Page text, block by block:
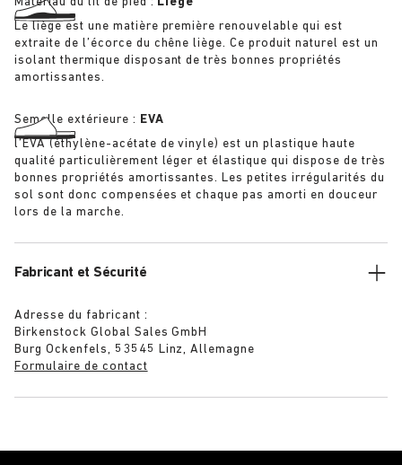
Le liège est une matière première renouvelable qui est
extraite de l’écorce du chêne liège. Ce produit naturel est un
isolant thermique disposant de très bonnes propriétés
amortissantes.
Semelle extérieure : EVA
l’EVA (éthylène-acétate de vinyle) est un plastique haute
qualité particulièrement léger et élastique qui dispose de très
bonnes propriétés amortissantes. Les petites irrégularités du
sol sont donc compensées et chaque pas amorti en douceur
lors de la marche.
Fabricant et Sécurité
Adresse du fabricant :
Birkenstock Global Sales GmbH
Burg Ockenfels, 53545 Linz, Allemagne
Formulaire de contact